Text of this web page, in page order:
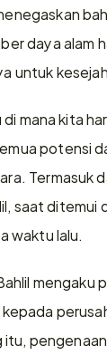
daya alam
untuk
mana kita
potensi
Termasuk
saat ditemui
waktu lalu.
mengaku
itu,